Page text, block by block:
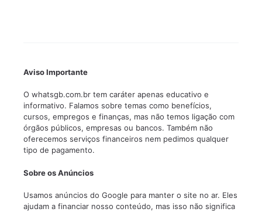
Aviso Importante
O whatsgb.com.br tem caráter apenas educativo e
informativo. Falamos sobre temas como benefícios,
cursos, empregos e finanças, mas não temos ligação com
órgãos públicos, empresas ou bancos. Também não
oferecemos serviços financeiros nem pedimos qualquer
tipo de pagamento.
Sobre os Anúncios
Usamos anúncios do Google para manter o site no ar. Eles
ajudam a financiar nosso conteúdo, mas isso não significa